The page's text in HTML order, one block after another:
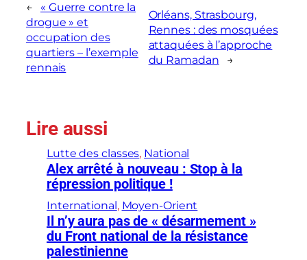
←
« Guerre contre la
drogue » et
occupation des
quartiers – l’exemple
rennais
Orléans, Strasbourg,
Rennes : des mosquées
attaquées à l’approche
du Ramadan
→
Lire aussi
Lutte des classes, National
Alex arrêté à nouveau : Stop à la
répression politique !
International, Moyen-Orient
Il n’y aura pas de « désarmement »
du Front national de la résistance
palestinienne